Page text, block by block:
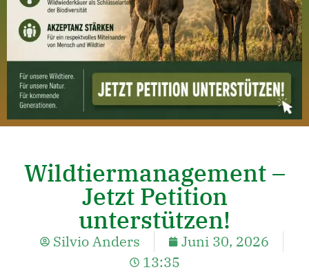
Wildtiermanagement –
Jetzt Petition
unterstützen!
Silvio Anders
Juni 30, 2026
13:35